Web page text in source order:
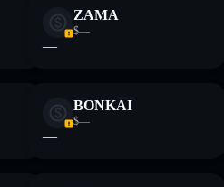
ZAMA
$—
—
BONKAI
$—
—